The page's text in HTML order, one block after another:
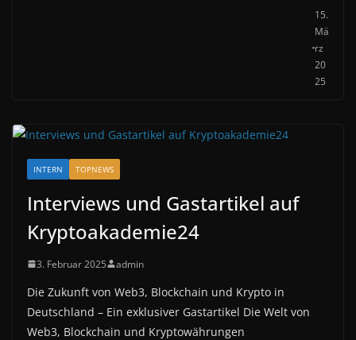
15.
Mä
rz
20
25
INTERN TOPNEWS
Interviews und Gastartikel auf
Kryptoakademie24
3. Februar 2025 admin
Die Zukunft von Web3, Blockchain und Krypto in
Deutschland – Ein exklusiver Gastartikel Die Welt von
Web3, Blockchain und Kryptowährungen